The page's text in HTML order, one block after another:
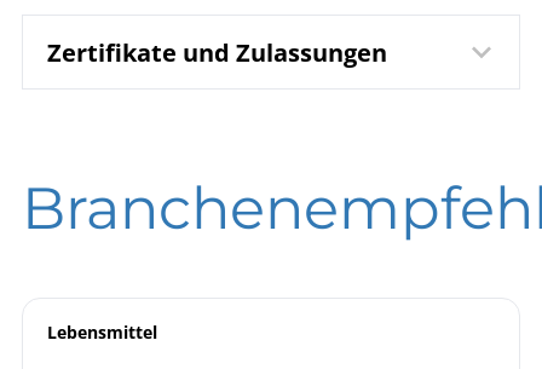
Datenblatt
7302 Membran-
Druckmittler MDM73.. O-
Betriebsanleitung
Druckmittler
Zertifikate und Zulassungen
DIN EN ISO 9001 | Zertifikat | Standort Wesel
Lebensmittel